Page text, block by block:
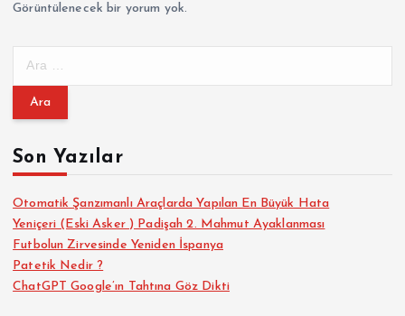
Görüntülenecek bir yorum yok.
m
:Son Yazılar
Otomatik Şanzımanlı Araçlarda Yapılan En Büyük Hata
Yeniçeri (Eski Asker ) Padişah 2. Mahmut Ayaklanması
Futbolun Zirvesinde Yeniden İspanya
Patetik Nedir ?
ChatGPT Google’ın Tahtına Göz Dikti